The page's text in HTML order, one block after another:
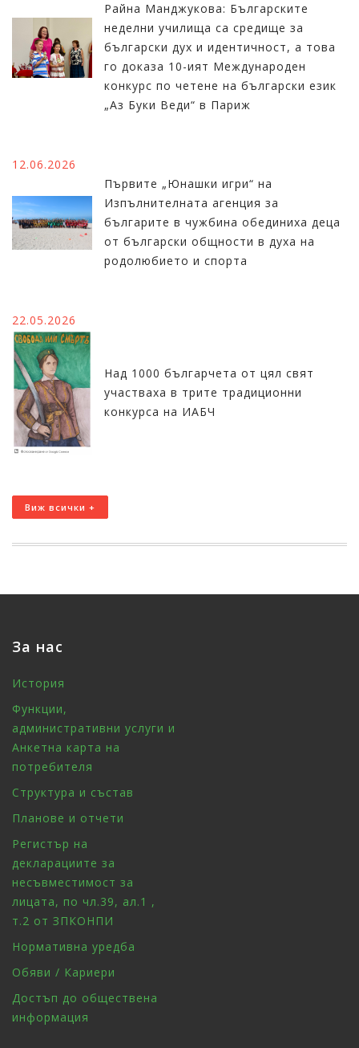
Райна Манджукова: Българските
неделни училища са средище за
български дух и идентичност, а това
го доказа 10-ият Международен
конкурс по четене на български език
„Аз Буки Веди“ в Париж
12.06.2026
Първите „Юнашки игри“ на
Изпълнителната агенция за
българите в чужбина обединиха деца
от български общности в духа на
родолюбието и спорта
22.05.2026
Над 1000 българчета от цял свят
участваха в трите традиционни
конкурса на ИАБЧ
Виж всички +
За нас
История
Функции,
административни услуги и
Анкетна карта на
потребителя
Структура и състав
Планове и отчети
Регистър на
декларациите за
несъвместимост за
лицата, по чл.39, ал.1 ,
т.2 от ЗПКОНПИ
Нормативна уредба
Обяви / Кариери
Достъп до обществена
информация